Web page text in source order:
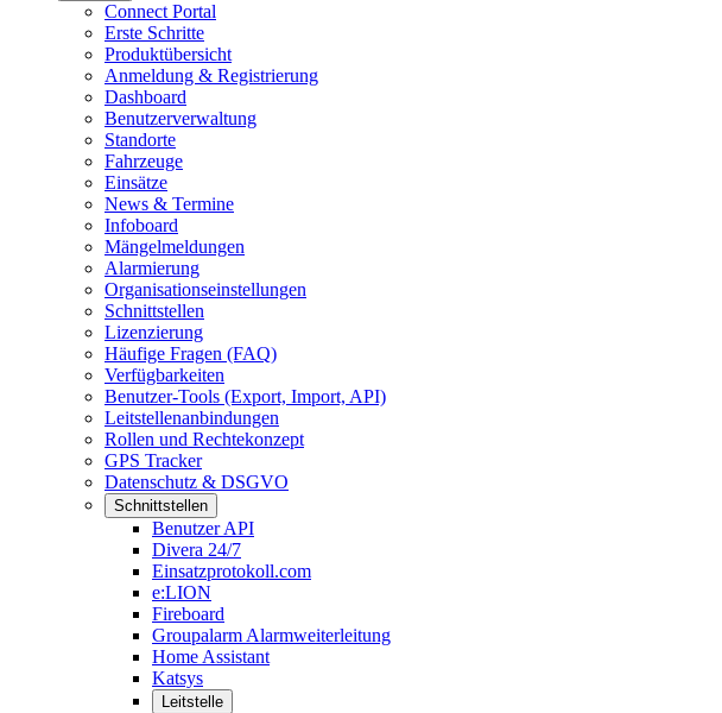
Connect Portal
Erste Schritte
Produktübersicht
Anmeldung & Registrierung
Dashboard
Benutzerverwaltung
Standorte
Fahrzeuge
Einsätze
News & Termine
Infoboard
Mängelmeldungen
Alarmierung
Organisationseinstellungen
Schnittstellen
Lizenzierung
Häufige Fragen (FAQ)
Verfügbarkeiten
Benutzer-Tools (Export, Import, API)
Leitstellenanbindungen
Rollen und Rechtekonzept
GPS Tracker
Datenschutz & DSGVO
Schnittstellen
Benutzer API
Divera 24/7
Einsatzprotokoll.com
e:LION
Fireboard
Groupalarm Alarmweiterleitung
Home Assistant
Katsys
Leitstelle